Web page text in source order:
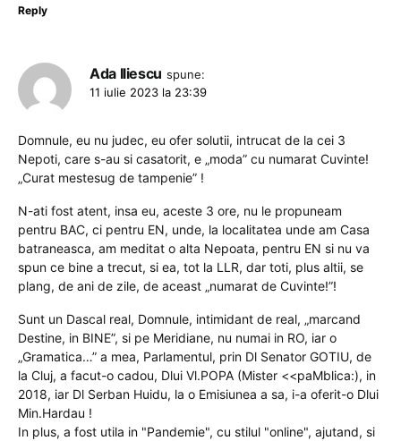
Reply
Ada Iliescu spune:
11 iulie 2023 la 23:39
Domnule, eu nu judec, eu ofer solutii, intrucat de la cei 3
Nepoti, care s-au si casatorit, e „moda” cu numarat Cuvinte!
„Curat mestesug de tampenie” !
N-ati fost atent, insa eu, aceste 3 ore, nu le propuneam
pentru BAC, ci pentru EN, unde, la localitatea unde am Casa
batraneasca, am meditat o alta Nepoata, pentru EN si nu va
spun ce bine a trecut, si ea, tot la LLR, dar toti, plus altii, se
plang, de ani de zile, de aceast „numarat de Cuvinte!”!
Sunt un Dascal real, Domnule, intimidant de real, „marcand
Destine, in BINE”, si pe Meridiane, nu numai in RO, iar o
„Gramatica…” a mea, Parlamentul, prin Dl Senator GOTIU, de
la Cluj, a facut-o cadou, Dlui Vl.POPA (Mister <<paMblica:), in
2018, iar Dl Serban Huidu, la o Emisiunea a sa, i-a oferit-o Dlui
Min.Hardau !
In plus, a fost utila in "Pandemie", cu stilul "online", ajutand, si